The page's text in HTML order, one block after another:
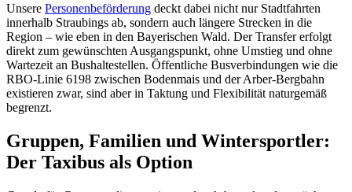
Unsere Personenbeförderung deckt dabei nicht nur Stadtfahrten
innerhalb Straubings ab, sondern auch längere Strecken in die
Region – wie eben in den Bayerischen Wald. Der Transfer erfolgt
direkt zum gewünschten Ausgangspunkt, ohne Umstieg und ohne
Wartezeit an Bushaltestellen. Öffentliche Busverbindungen wie die
RBO-Linie 6198 zwischen Bodenmais und der Arber-Bergbahn
existieren zwar, sind aber in Taktung und Flexibilität naturgemäß
begrenzt.
Gruppen, Familien und Wintersportler:
Der Taxibus als Option